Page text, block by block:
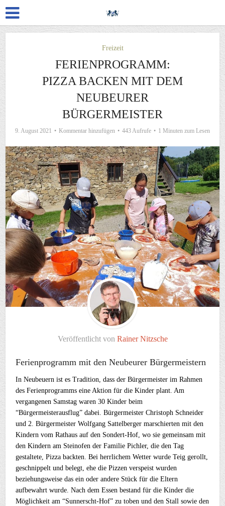
Freizeit
FERIENPROGRAMM:
PIZZA BACKEN MIT DEM
NEUBEURER
BÜRGERMEISTER
9. August 2021 Kommentar hinzufügen 443 Aufrufe 1 Minuten zum Lesen
Veröffentlicht von Rainer Nitzsche
Ferienprogramm mit den Neubeurer Bürgermeistern
In Neubeuern ist es Tradition, dass der Bürgermeister im Rahmen
des Ferienprogramms eine Aktion für die Kinder plant. Am
vergangenen Samstag waren 30 Kinder beim
“Bürgermeisterausflug” dabei. Bürgermeister Christoph Schneider
und 2. Bürgermeister Wolfgang Sattelberger marschierten mit den
Kindern vom Rathaus auf den Sondert-Hof, wo sie gemeinsam mit
den Kindern am Steinofen der Familie Pichler, die den Tag
gestaltete, Pizza backten. Bei herrlichem Wetter wurde Teig gerollt,
geschnippelt und belegt, ehe die Pizzen verspeist wurden
beziehungsweise das ein oder andere Stück für die Eltern
aufbewahrt wurde. Nach dem Essen bestand für die Kinder die
Möglichkeit am “Sunnerscht-Hof” zu toben und den Stall sowie den